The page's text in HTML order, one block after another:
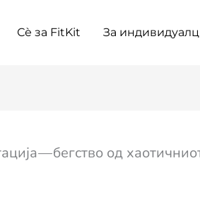
Сѐ за FitKit За
— бегство од